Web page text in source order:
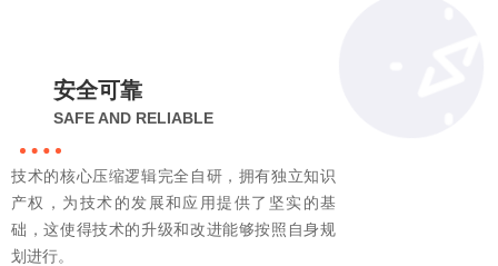
安全可靠
SAFE AND RELIABLE
技术的核心压缩逻辑完全自研，拥有独立知识
产权，为技术的发展和应用提供了坚实的基
础，这使得技术的升级和改进能够按照自身规
划进行。